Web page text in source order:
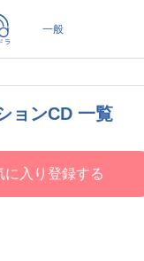
ョンCD 一覧
に入り登録する